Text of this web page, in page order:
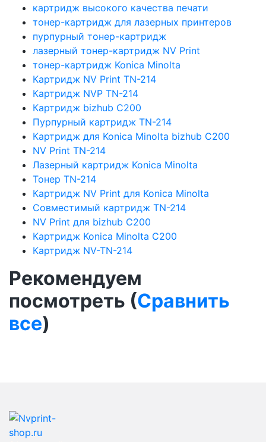
картридж высокого качества печати
тонер-картридж для лазерных принтеров
пурпурный тонер-картридж
лазерный тонер-картридж NV Print
тонер-картридж Konica Minolta
Картридж NV Print TN-214
Картридж NVP TN-214
Картридж bizhub C200
Пурпурный картридж TN-214
Картридж для Konica Minolta bizhub C200
NV Print TN-214
Лазерный картридж Konica Minolta
Тонер TN-214
Картридж NV Print для Konica Minolta
Совместимый картридж TN-214
NV Print для bizhub C200
Картридж Konica Minolta C200
Картридж NV-TN-214
Рекомендуем
посмотреть (Сравнить
все)